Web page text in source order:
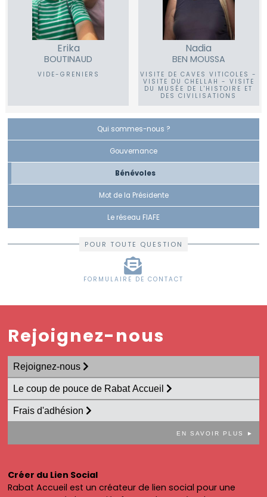
Erika
BOUTINAUD
VIDE-GRENIERS
Nadia
BEN MOUSSA
VISITE DE CAVES VITICOLES -
VISITE DU CHELLAH - VISITE
DU MUSÉE DE L'HISTOIRE ET
DES CIVILISATIONS
Qui sommes-nous ?
Gouvernance
Bénévoles
Mot de la Présidente
Le réseau FIAFE
POUR TOUTE QUESTION
FORMULAIRE DE CONTACT
Rejoignez-nous
Rejoignez-nous
Le coup de pouce de Rabat Accueil
Frais d'adhésion
EN SAVOIR PLUS ►
Créer du Lien Social
Rabat Accueil est un créateur de lien social pour une